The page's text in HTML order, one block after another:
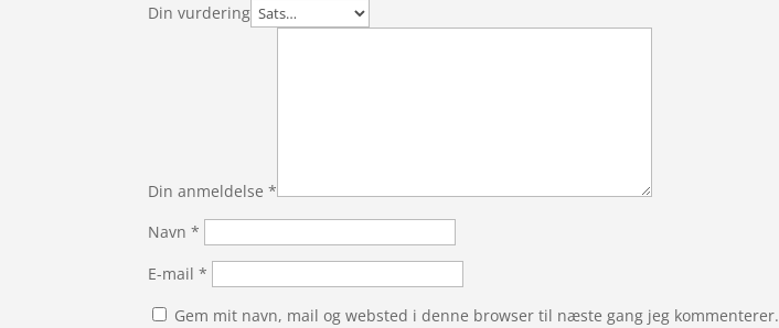
Din vurdering
Din anmeldelse*
Navn*
E-mail*
Gem mit navn, mail og websted i denne browser til næste gang jeg kommenterer.